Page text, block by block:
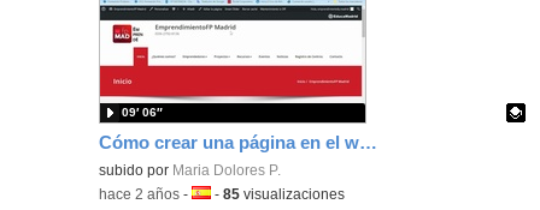
Cómo crear una página en el wordpress de emprendimiento
Contenido educativo.
subido por Maria Dolores P.
09′ 06″
-hace 2 años -Idioma:
-85 visualizaciones